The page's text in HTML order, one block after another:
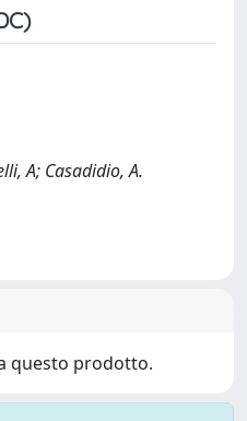
A; Casadidio, A.
questo prodotto.